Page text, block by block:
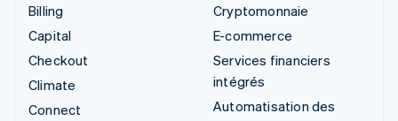
Billing
Capital
Checkout
Climate
Connect
Cryptomonnaie
E-commerce
Services financiers
intégrés
Automatisation des